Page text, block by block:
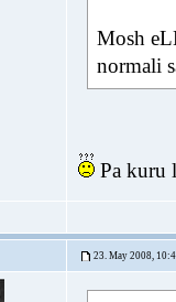
Mosh
normali
Pa kuru
23. May 2008,